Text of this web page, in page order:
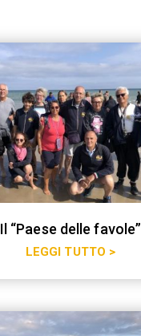
Il “Paese delle favole”
LEGGI TUTTO >